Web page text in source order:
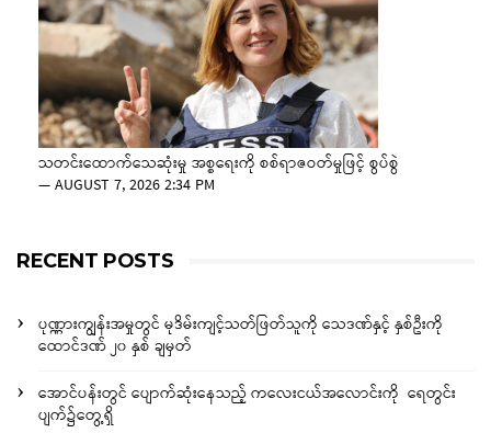
သတင်းထောက်သေဆုံးမှု အစ္စရေးကို စစ်ရာဇဝတ်မှုဖြင့် စွပ်စွဲ
—AUGUST 7, 2026 2:34 PM
RECENT POSTS
ပုဏ္ဏားကျွန်းအမှုတွင် မုဒိမ်းကျင့်သတ်ဖြတ်သူကို သေဒဏ်နှင့် နှစ်ဦးကို
ထောင်ဒဏ် ၂၀ နှစ် ချမှတ်
အောင်ပန်းတွင် ပျောက်ဆုံးနေသည့် ကလေးငယ်အလောင်းကို ရေတွင်း
ပျက်၌တွေ့ရှိ